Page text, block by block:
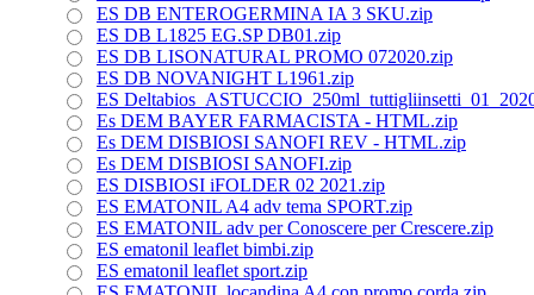
ES DB ENTEROGERMINA IA 3 SKU.zip
ES DB L1825 EG.SP DB01.zip
ES DB LISONATURAL PROMO 072020.zip
ES DB NOVANIGHT L1961.zip
ES
Es DEM BAYER FARMACISTA - HTML.zip
Es DEM DISBIOSI SANOFI REV - HTML.zip
Es DEM DISBIOSI SANOFI.zip
ES DISBIOSI iFOLDER 02 2021.zip
ES EMATONIL A4 adv tema SPORT.zip
ES EMATONIL adv per Conoscere per Crescere.zip
ES ematonil leaflet bimbi.zip
ES ematonil leaflet sport.zip